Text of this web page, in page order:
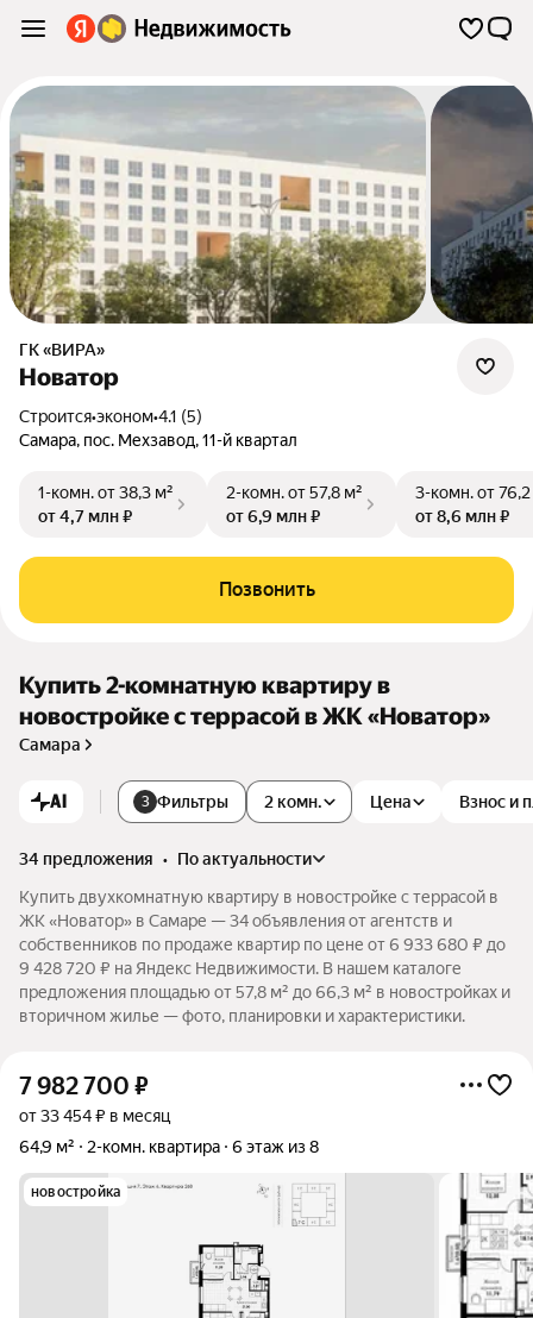
ГК «ВИРА»
Новатор
Строится•эконом•4.1 (5)
Самара, пос. Мехзавод,11-й квартал
1-комн.от 38,3 м²
от 4,7 млн ₽
2-комн.от 57,8 м²
от 6,9 млн ₽
3-комн.от
от 8,6 млн ₽
Позвонить
Купить 2-комнатную квартиру в
новостройке с террасой в ЖК «Новатор»
Самара
AI 3 Фильтры Цена Взнос и
2 комн.
34 предложения •
по актуальности
Купить двухкомнатную квартиру в новостройке с террасой в
ЖК «Новатор» в Самаре — 34 объявления от агентств и
собственников по продаже квартир по цене от 6 933 680 ₽ до
9 428 720 ₽ на Яндекс Недвижимости. В нашем каталоге
предложения площадью от 57,8 м² до 66,3 м² в новостройках и
вторичном жилье — фото, планировки и характеристики.
7 982 700 ₽
от 33 454 ₽ в месяц
64,9 м²
2-комн. квартира 6 этаж из 8
новостройка